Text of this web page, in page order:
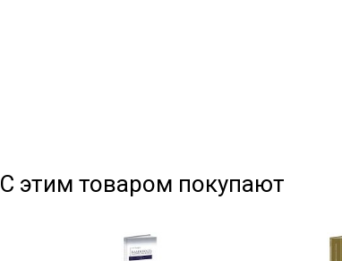
С этим товаром покупают